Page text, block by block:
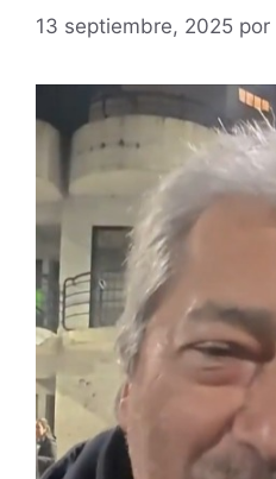
13 septiembre, 2025 por